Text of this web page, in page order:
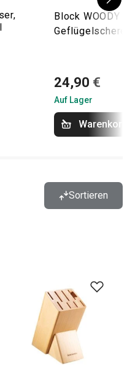
Block WOODY
Geflügelschere
24,90 €
Auf Lager
Warenkorb
Sortieren